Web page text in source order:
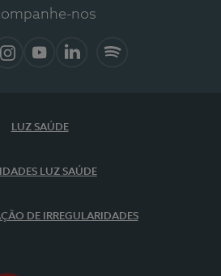
nos
LUZ SAÚDE
LUZ SAÚDE
DE IRREGULARIDADES